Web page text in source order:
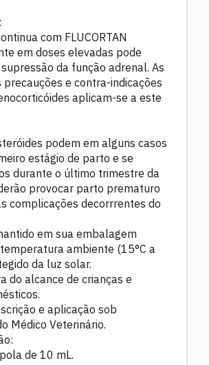
com FLUCORTAN
em doses elevadas pode
da função adrenal. As
e contra-indicações
aplicam-se a este
podem em alguns casos
estágio de parto e se
durante o último trimestre da
provocar parto prematuro
complicações decorrrentes do
em sua embalagem
ambiente (15°C a
da luz solar.
do alcance de crianças e
e aplicação sob
Médico Veterinário.
de 10 mL.